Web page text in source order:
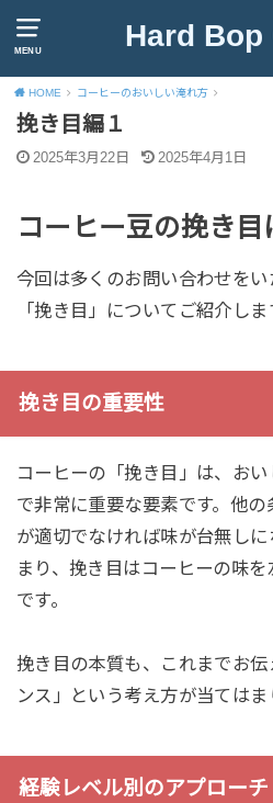
MENU Hard Bop
HOME コーヒーのおいしい淹れ方
挽き目編１
2025年3月22日 2025年4月1日
コーヒー豆の挽き目
今回は多くのお問い合わせを
「挽き目」についてご紹介しま
挽き目の重要性
コーヒーの「挽き目」は、お
で非常に重要な要素です。他
が適切でなければ味が台無し
まり、挽き目はコーヒーの味
です。
挽き目の本質も、これまでお
ンス」という考え方が当てはま
経験レベル別のアプローチ